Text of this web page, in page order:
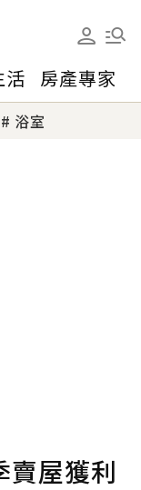
活 房產專家
浴室
賣屋獲利